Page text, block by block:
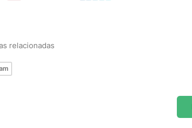
relacionadas